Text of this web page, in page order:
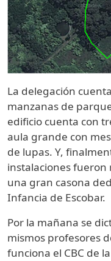
La delegación
manzanas de
edificio cuenta con
aula grande con
de lupas. Y,
instalaciones fueron
una gran casona
Infancia de Escobar.
Por la mañana se
mismos profesores
funciona el CBC de